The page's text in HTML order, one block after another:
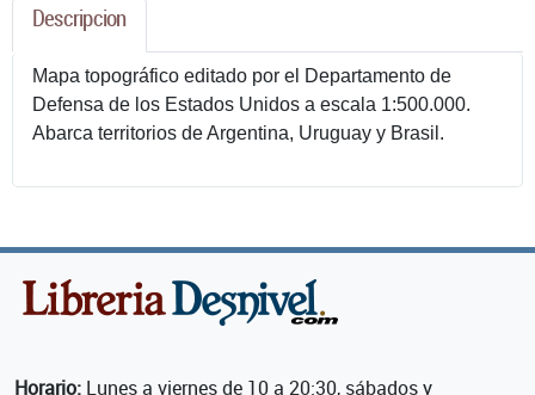
Descripcion
Mapa topográfico editado por el Departamento de
Defensa de los Estados Unidos a escala 1:500.000.
Abarca territorios de Argentina, Uruguay y Brasil.
Horario: Lunes a viernes de 10 a 20:30, sábados y